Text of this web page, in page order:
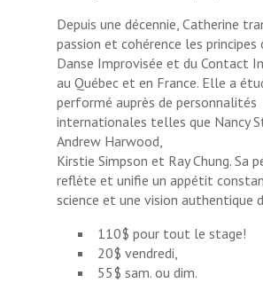
Depuis une décennie, Catherine
passion et cohérence les principes
Danse Improvisée et du Contact
au Québec et en France. Elle a
performé auprès de personnalités
internationales telles que Nancy
Andrew Harwood,
Kirstie Simpson et Ray Chung. Sa
reflète et unifie un appétit
science et une vision authentique
110$ pour tout le stage!
20$ vendredi,
55$ sam. ou dim.